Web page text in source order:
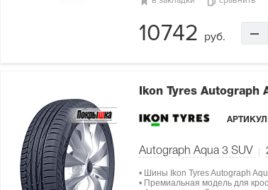
10742 руб.
Ikon Tyres Autograph
Autograph Aqua 3 SUV
• Шины Ikon Tyres Autograph
• Премиальная модель для